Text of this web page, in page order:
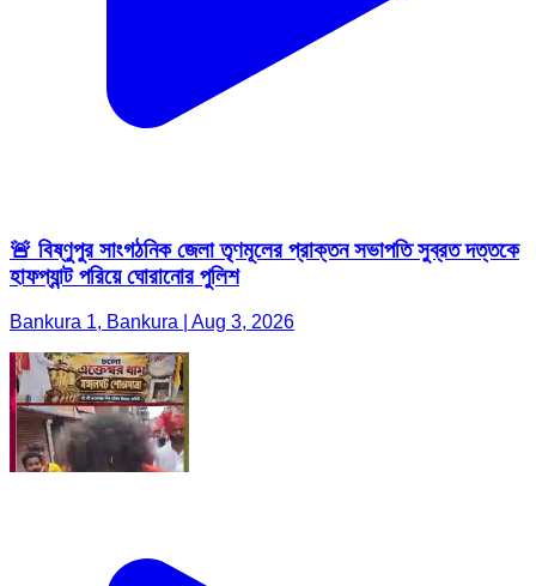
🚨 বিষ্ণুপুর সাংগঠনিক জেলা তৃণমূলের প্রাক্তন সভাপতি সুব্রত দত্তকে
হাফপ্যান্ট পরিয়ে ঘোরানোর পুলিশ
Bankura 1, Bankura | Aug 3, 2026